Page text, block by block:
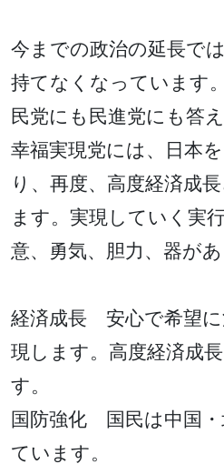
今までの政治の延長で
持てなくなっています
民党にも民進党にも答
幸福実現党には、日本
り、再度、高度経済成
ます。実現していく実
意、勇気、胆力、器があ
経済成長 安心で希望
現します。高度経済成
す。
国防強化 国民は中国・
ています。